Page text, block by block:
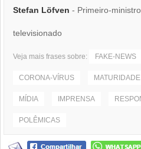
Stefan Löfven - Primeiro-
televisionado
Veja mais frases sobre: FAKE-NEWS
CORONA-VÍRUS MATURIDADE
MÍDIA IMPRENSA
POLÊMICAS